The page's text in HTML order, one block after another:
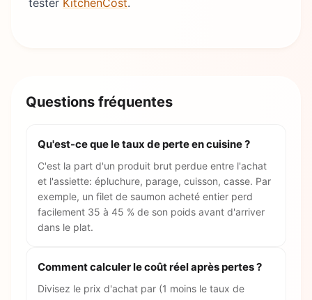
tester KitchenCost.
Questions fréquentes
Qu'est-ce que le taux de perte en cuisine ?
C'est la part d'un produit brut perdue entre l'achat
et l'assiette: épluchure, parage, cuisson, casse. Par
exemple, un filet de saumon acheté entier perd
facilement 35 à 45 % de son poids avant d'arriver
dans le plat.
Comment calculer le coût réel après pertes ?
Divisez le prix d'achat par (1 moins le taux de